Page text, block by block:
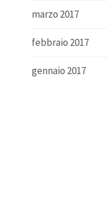
marzo 2017
febbraio 2017
gennaio 2017